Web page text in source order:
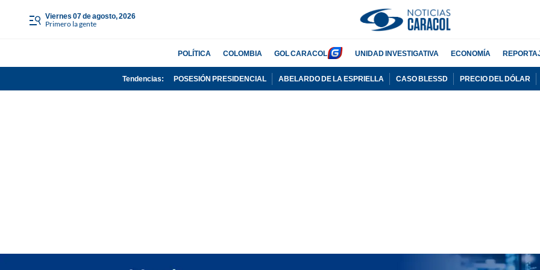
viernes 07 de agosto, 2026
Primero la gente
POLÍTICA COLOMBIA GOL CARACOL UNIDAD INVESTIGATIVA ECONOMÍA
Tendencias: POSESIÓN PRESIDENCIAL ABELARDO DE LA ESPRIELLA CASO BLESSD PRECIO DEL DÓLAR